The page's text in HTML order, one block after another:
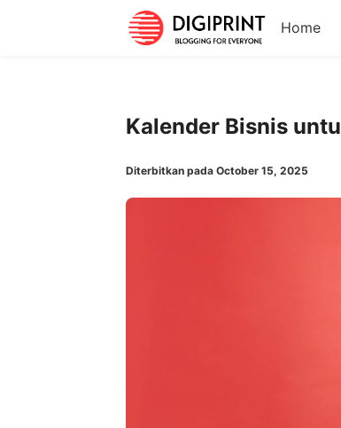
Home
Kalender Bisnis
Diterbitkan pada October 15, 2025